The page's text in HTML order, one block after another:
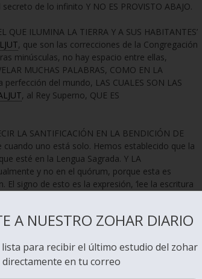
de lo infinito Y NO ES PROVISTO ABAJO.
QUE ILUMINA LA TIERRA Y A SUS HABITANTES’
, que son las correcciones de la Congregación
minúsculas, no hay espacio entre ellas,
MUCHAS PALABRAS, COMO EN LA
perfección del mundo, LAS CUALES SON LAS
, al Rey Superno, QUE ES
LA SANTIFICACIÓN EN LA BENDICIÓN DE
cuando uno está solo. Hemos establecido que la
esté en la Lengua Sagrada. Y LA
y no en el quórum, porque esta es
signo de esto es la expresión, ‘lee la escritura
Y LA ALUSIÓN ES que ciertamente la
para ser recitada sola, ÚNICAMENTE EN
IDIOMA Arameo falta en público Y SE DEBE
que (una) la traducción Aramea una vez y no
a disminuir y así debe ser. Pero la Lengua
disminuir, la importancia de los asuntos
Hemos aprendido ‘una’ y no más, porque
A NUESTRO ZOHAR DIARIO
para recibir el último estudio del zohar
directamente en tu correo